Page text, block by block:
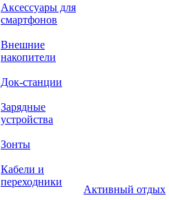
Аксессуары для
смартфонов
Внешние
накопители
Док-станции
Зарядные
устройства
Зонты
Кабели и
переходники
Активный отдых